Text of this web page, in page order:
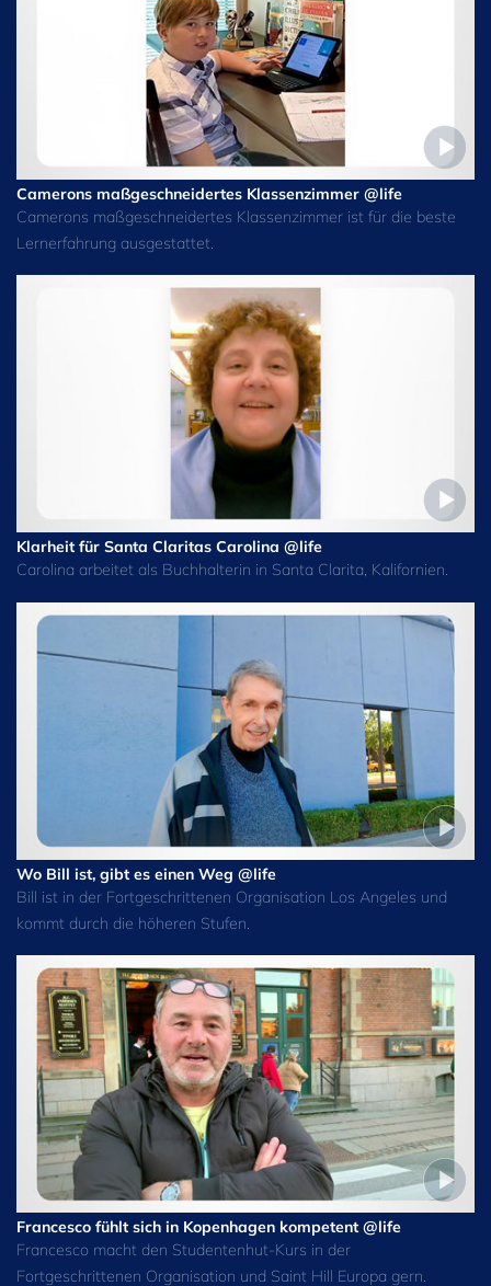
Camerons maßgeschneidertes Klassenzimmer @life
Camerons maßgeschneidertes Klassenzimmer ist für die beste
Lernerfahrung ausgestattet.
Klarheit für Santa Claritas Carolina @life
Carolina arbeitet als Buchhalterin in Santa Clarita, Kalifornien.
Wo Bill ist, gibt es einen Weg @life
Bill ist in der Fortgeschrittenen Organisation Los Angeles und
kommt durch die höheren Stufen.
Francesco fühlt sich in Kopenhagen kompetent @life
Francesco macht den Studentenhut-Kurs in der
Fortgeschrittenen Organisation und Saint Hill Europa gern.